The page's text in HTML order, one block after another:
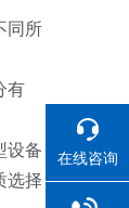
同所
有
设备
选择
在线咨询